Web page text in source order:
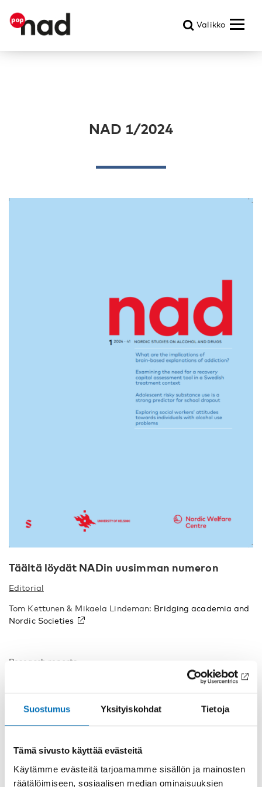
Suostumus Yksityiskohdat Tietoja
Tämä sivusto käyttää evästeitä
Käytämme evästeitä tarjoamamme sisällön ja mainosten
räätälöimiseen, sosiaalisen median ominaisuuksien
Valikko
NAD 1/2024
Täältä löydät NADin uusimman numeron
Editorial
Tom Kettunen & Mikaela Lindeman: Bridging academia and
Nordic Societies
Research reports
A qualitative study of a recovery capital
assessment tool in alcohol and drug treatment facilities:
perspectives from social work professionals
Ove Heradstveit, Mari Hysing, Tormod Bøe, Sondre Aasen
Kristin Gärtner Gärtner Askeland:
between adolescent risky substance use and school dropout
and the role of externalizing and internalizing problems